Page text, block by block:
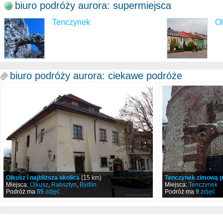
biuro podróży aurora: supermiejsca
Tenczynek
biuro podróży aurora: ciekawe podróże
Olkusz i najbliższa okolica(15 km)
Miejsca:Olkusz,Rabsztyn, Bydlin
Podróż ma 55 zdjęć
Tenczynek zimową
Miejsca: Tenczynek
Podróż ma 9 zdjęć